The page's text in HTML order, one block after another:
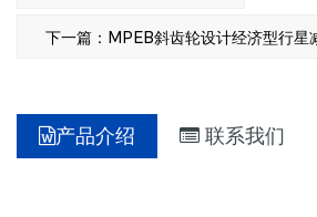
下一篇：MPEB斜齿轮设计经济型行星
产品介绍 联系我们